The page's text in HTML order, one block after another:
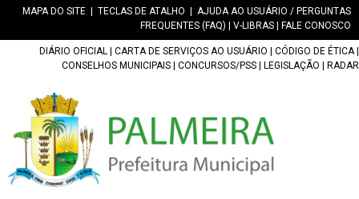
MAPA DO SITE TECLAS DE ATALHO
AJUDA AO USUÁRIO / PERGUNTAS
FREQUENTES (FAQ)
V-LIBRAS FALE CONOSCO
DIÁRIO OFICIAL CARTA DE SERVIÇOS AO USUÁRIO CÓDIGO DE ÉTICA|
CONSELHOS MUNICIPAIS
CONCURSOS/PSS LEGISLAÇÃO RADAR